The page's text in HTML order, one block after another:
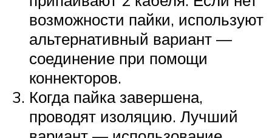
возможности пайки, используют
альтернативный вариант —
соединение при помощи
коннекторов.
Когда пайка завершена,
проводят изоляцию. Лучший